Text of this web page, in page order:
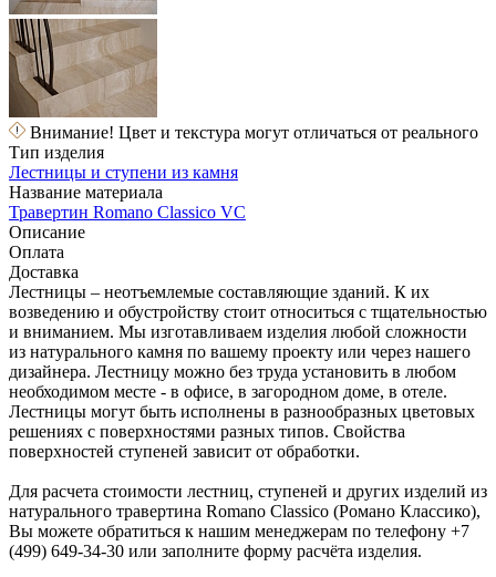
Внимание! Цвет и текстура могут отличаться от реального
Тип изделия
Лестницы и ступени из камня
Название материала
Травертин Romano Classico VC
Описание
Оплата
Доставка
Лестницы – неотъемлемые составляющие зданий. К их
возведению и обустройству стоит относиться с тщательностью
и вниманием. Мы изготавливаем изделия любой сложности
из натурального камня по вашему проекту или через нашего
дизайнера. Лестницу можно без труда установить в любом
необходимом месте - в офисе, в загородном доме, в отеле.
Лестницы могут быть исполнены в разнообразных цветовых
решениях с поверхностями разных типов. Свойства
поверхностей ступеней зависит от обработки.
Для расчета стоимости лестниц, ступеней и других изделий из
натурального травертина Romano Classico (Романо Классико),
Вы можете обратиться к нашим менеджерам по телефону +7
(499) 649-34-30 или заполните форму расчёта изделия.